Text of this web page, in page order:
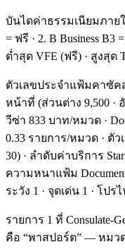
บันไดค่าธรรมเนียมภาย
= ฟรี · 2. B Business B3
ต่ำสุด VFE (ฟรี) · สูงสุด
ตัวเลขประจำแฟ้มคาซัค
หน้าที่ (ส่วนต่าง 9,500 ·
วีซ่า 833 บาท/หมวด ·
0.33 รายการ/หมวด · ตั
30) · ลำดับค่าบริการ
ความหนาแฟ้ม
ระวัง 1 · จุดเด่น 1 · โปร
รายการ 1 ที่ Consulate-
คือ “พาสปอร์ต” — หมวด